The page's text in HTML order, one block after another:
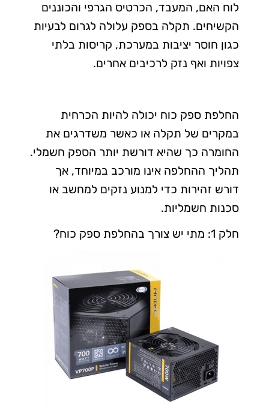
לוח האם, המעבד, הכרטיס הגרפי והכוננים
הקשיחים. תקלה בספק עלולה לגרום לבעיות
כגון חוסר יציבות במערכת, קריסות בלתי
צפויות ואף נזק לרכיבים אחרים.
החלפת ספק כוח יכולה להיות הכרחית
במקרים של תקלה או כאשר משדרגים את
החומרה כך שהיא דורשת יותר הספק חשמלי.
תהליך ההחלפה אינו מורכב במיוחד, אך
דורש זהירות כדי למנוע נזקים למחשב או
סכנות חשמליות.
חלק 1: מתי יש צורך בהחלפת ספק כוח?